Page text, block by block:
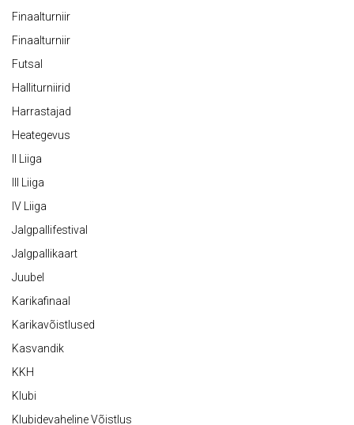
Finaalturniir
Finaalturniir
Futsal
Halliturniirid
Harrastajad
Heategevus
II Liiga
III Liiga
IV Liiga
Jalgpallifestival
Jalgpallikaart
Juubel
Karikafinaal
Karikavõistlused
Kasvandik
KKH
Klubi
Klubidevaheline Võistlus